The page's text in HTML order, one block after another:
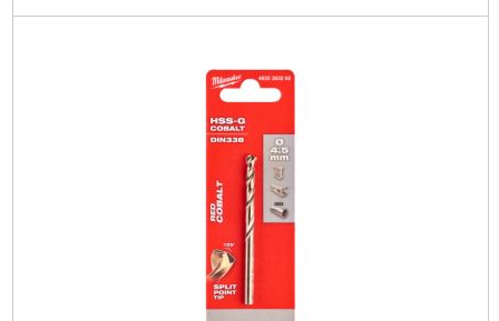
Код товара: 27.15.03
Тип хвостовика / посадки: 1/4" Hex
260x220x40 мм
Подробнее...